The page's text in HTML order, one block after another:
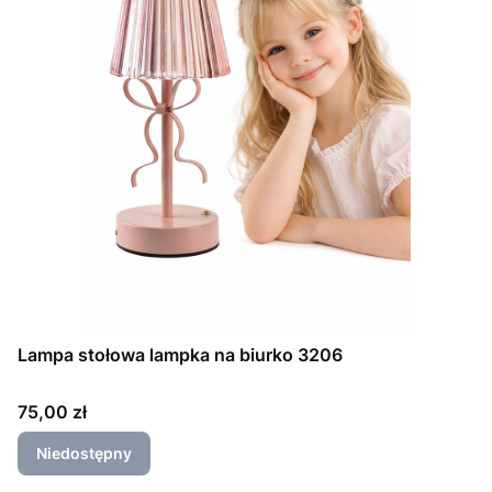
Lampa stołowa lampka na biurko 3206
Cena
75,00 zł
Niedostępny